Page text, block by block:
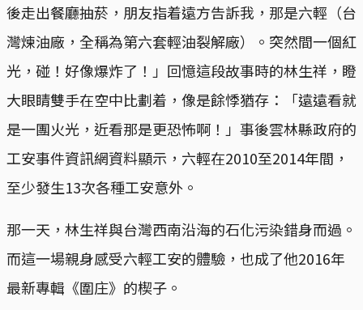
後走出餐廳抽菸，朋友指着遠方告訴我，那是六輕（台
灣煉油廠，全稱為第六套輕油裂解廠）。突然間一個紅
光，碰！好像爆炸了！」回憶這段故事時的林生祥，瞪
大眼睛雙手在空中比劃着，像是餘悸猶存：「遠遠看就
是一團火光，近看那是更恐怖啊！」事後雲林縣政府的
工安事件資訊網資料顯示，六輕在2010至2014年間，
至少發生13次各種工安意外。
那一天，林生祥與台灣西南沿海的石化污染錯身而過。
而這一場親身感受六輕工安的體驗，也成了他2016年
最新專輯《圍庄》的楔子。